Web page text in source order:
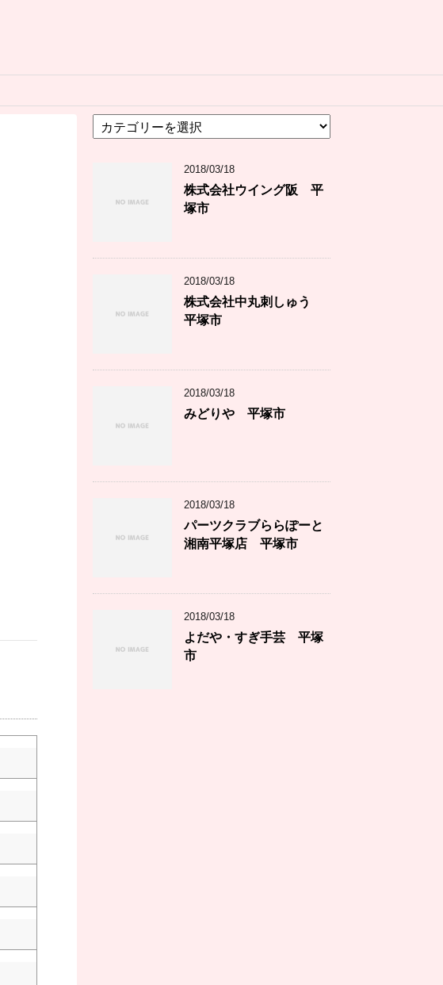
テ
2018/03/18
株式会社ウイング阪 平
塚市
2018/03/18
株式会社中丸刺しゅう
平塚市
2018/03/18
みどりや 平塚市
2018/03/18
パーツクラブららぽーと
湘南平塚店 平塚市
2018/03/18
よだや・すぎ手芸 平塚
市